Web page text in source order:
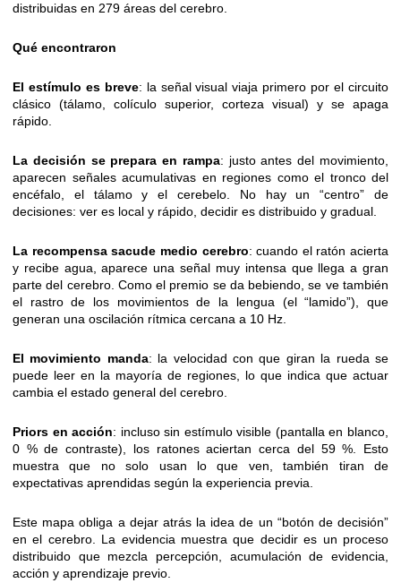
distribuidas en 279 áreas del cerebro.
Qué encontraron
El estímulo es breve: la señal visual viaja primero por el circuito
clásico (tálamo, colículo superior, corteza visual) y se apaga
rápido.
La decisión se prepara en rampa: justo antes del movimiento,
aparecen señales acumulativas en regiones como el tronco del
encéfalo, el tálamo y el cerebelo. No hay un “centro” de
decisiones: ver es local y rápido, decidir es distribuido y gradual.
La recompensa sacude medio cerebro: cuando el ratón acierta
y recibe agua, aparece una señal muy intensa que llega a gran
parte del cerebro. Como el premio se da bebiendo, se ve también
el rastro de los movimientos de la lengua (el “lamido”), que
generan una oscilación rítmica cercana a 10 Hz.
El movimiento manda: la velocidad con que giran la rueda se
puede leer en la mayoría de regiones, lo que indica que actuar
cambia el estado general del cerebro.
Priors en acción: incluso sin estímulo visible (pantalla en blanco,
0 % de contraste), los ratones aciertan cerca del 59 %. Esto
muestra que no solo usan lo que ven, también tiran de
expectativas aprendidas según la experiencia previa.
Este mapa obliga a dejar atrás la idea de un “botón de decisión”
en el cerebro. La evidencia muestra que decidir es un proceso
distribuido que mezcla percepción, acumulación de evidencia,
acción y aprendizaje previo.